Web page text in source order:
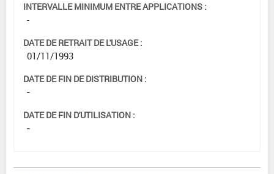
INTERVALLE MINIMUM ENTRE APPLICATIONS :
-
DATE DE RETRAIT DE L'USAGE :
01/11/1993
DATE DE FIN DE DISTRIBUTION :
-
DATE DE FIN D'UTILISATION :
-